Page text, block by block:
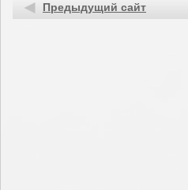
Предыдущий сайт